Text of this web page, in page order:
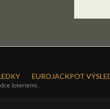
EUROJACKPOT
loteriemi.